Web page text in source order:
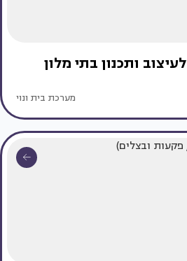
הכנס הבינ"ל ה- 3 לעיצוב ותכנון בתי מלון
מערכת בית ונוי